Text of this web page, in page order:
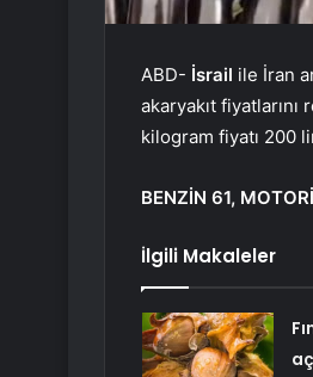
ABD- İsrail ile İran
akaryakıt
kilogram fiyatı 200
BENZİN 61,
İlgili Makaleler